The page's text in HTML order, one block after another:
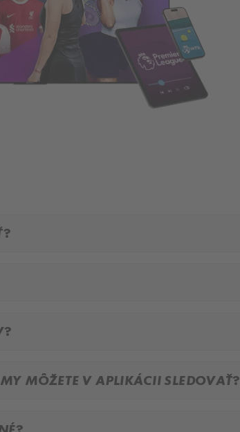
MÔŽETE V APLIKÁCII SLEDOVAŤ?